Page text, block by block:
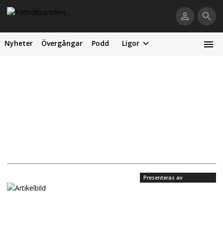
Nyheter Övergångar Podd Ligor
Presenteras av